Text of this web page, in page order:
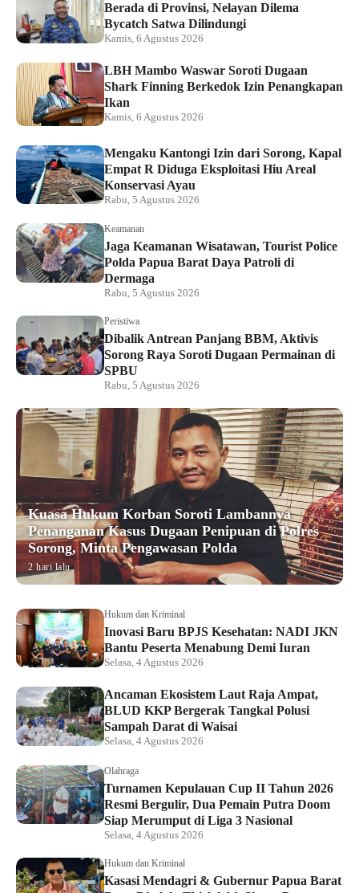
Berada di Provinsi, Nelayan Dilema
Bycatch Satwa Dilindungi
Kamis, 6 Agustus 2026
LBH Mambo Waswar Soroti Dugaan
Shark Finning Berkedok Izin Penangkapan
Ikan
Kamis, 6 Agustus 2026
Mengaku Kantongi Izin dari Sorong, Kapal
Empat R Diduga Eksploitasi Hiu Areal
Konservasi Ayau
Rabu, 5 Agustus 2026
Keamanan
Jaga Keamanan Wisatawan, Tourist Police
Polda Papua Barat Daya Patroli di
Dermaga
Rabu, 5 Agustus 2026
Peristiwa
Dibalik Antrean Panjang BBM, Aktivis
Sorong Raya Soroti Dugaan Permainan di
SPBU
Rabu, 5 Agustus 2026
Kuasa Hukum Korban Soroti Lambannya
Penanganan Kasus Dugaan Penipuan di Polres
Sorong, Minta Pengawasan Polda
2 hari lalu
Hukum dan Kriminal
Inovasi Baru BPJS Kesehatan: NADI JKN
Bantu Peserta Menabung Demi Iuran
Selasa, 4 Agustus 2026
Ancaman Ekosistem Laut Raja Ampat,
BLUD KKP Bergerak Tangkal Polusi
Sampah Darat di Waisai
Selasa, 4 Agustus 2026
Olahraga
Turnamen Kepulauan Cup II Tahun 2026
Resmi Bergulir, Dua Pemain Putra Doom
Siap Merumput di Liga 3 Nasional
Selasa, 4 Agustus 2026
Hukum dan Kriminal
Kasasi Mendagri & Gubernur Papua Barat